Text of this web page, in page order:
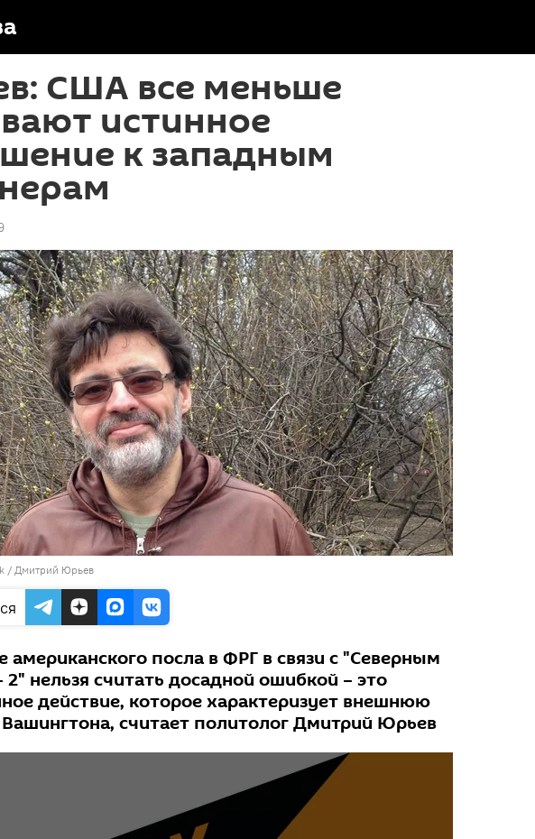
США все меньше
истинное
к западным
/ Дмитрий Юрьев
американского посла в ФРГ в связи с "Северным
нельзя считать досадной ошибкой – это
действие, которое характеризует внешнюю
считает политолог Дмитрий Юрьев